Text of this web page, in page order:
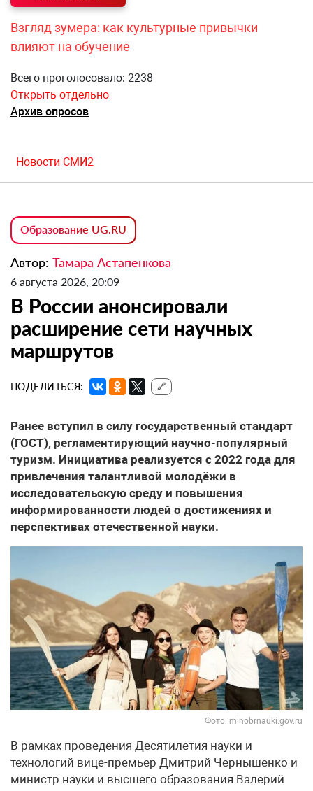
Взгляд зумера: как культурные привычки
влияют на обучение
Всего проголосовало: 2238
Открыть отдельно
Архив опросов
Новости СМИ2
Образование UG.RU
Автор: Тамара Астапенкова
6 августа 2026, 20:09
В России анонсировали
расширение сети научных
маршрутов
ПОДЕЛИТЬСЯ: 🔗
Ранее вступил в силу государственный стандарт
(ГОСТ), регламентирующий научно-популярный
туризм. Инициатива реализуется с 2022 года для
привлечения талантливой молодёжи в
исследовательскую среду и повышения
информированности людей о достижениях и
перспективах отечественной науки.
Фото: minobrnauki.gov.ru
В рамках проведения Десятилетия науки и
технологий вице-премьер Дмитрий Чернышенко и
министр науки и высшего образования Валерий